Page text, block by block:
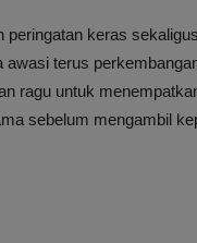
peringatan keras
awasi terus
ragu untuk
sebelum mengambil